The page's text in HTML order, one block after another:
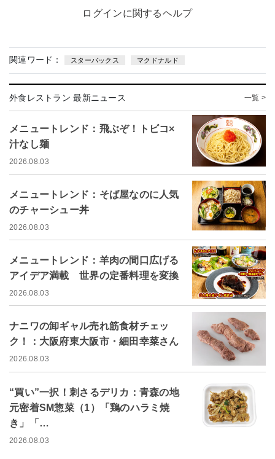
ログインに関するヘルプ
関連ワード： スターバックス マクドナルド
外食レストラン 最新ニュース 一覧 >
メニュートレンド：飛ぶぞ！トビコ×
汁なし麺
2026.08.03
メニュートレンド：そば屋なのに人気
のチャーシュー丼
2026.08.03
メニュートレンド：羊肉の間口広げる
アイデア満載 世界の定番料理を変換
2026.08.03
ナニワの卸ギャル売れ筋食材チェッ
ク！：大阪府東大阪市・細田幸菜さん
2026.08.03
“買い”一択！刺さるデリカ：青森の地
元密着SM惣菜（1）「鶏のハラミ焼
き」「…
2026.08.03